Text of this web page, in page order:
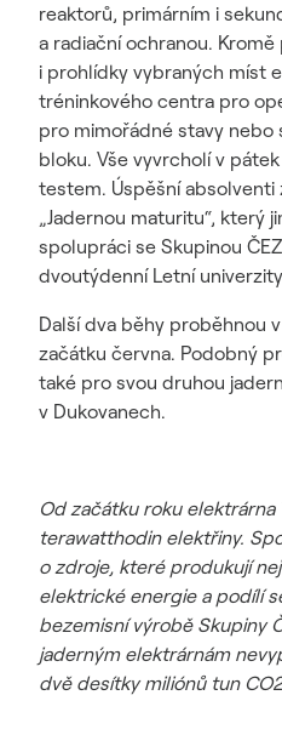
reaktorů, primárním i
a radiační ochranou.
i prohlídky vybraných míst
tréninkového centra pro
pro mimořádné stavy nebo
bloku. Vše vyvrcholí v
testem. Úspěšní absolventi
„Jadernou maturitu“, který
spolupráci se Skupinou
dvoutýdenní Letní
Další dva běhy proběhnou
začátku června. Podobný
také pro svou druhou
v Dukovanech.
Od začátku roku elektrárna
terawatthodin elektřiny.
o zdroje, které produkují
elektrické energie a podílí
bezemisní výrobě Skupiny
jaderným elektrárnám
dvě desítky miliónů tun